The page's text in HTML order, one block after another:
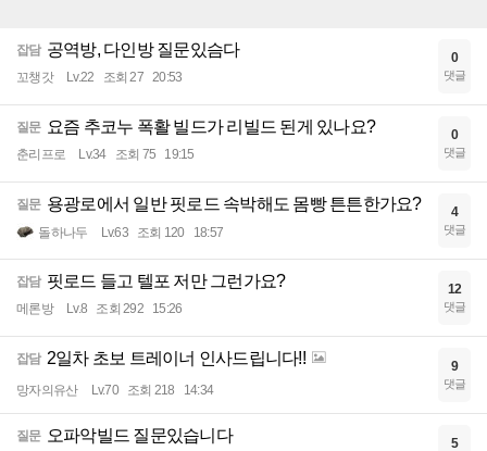
잡담 공역방, 다인방 질문있슴다
꼬챙갓 Lv.22 조회 27 20:53
0
댓글
질문 요즘 추코누 폭활 빌드가 리빌드 된게 있나요?
춘리프로 Lv.34 조회 75 19:15
0
댓글
질문 용광로에서 일반 핏로드 속박해도 몸빵 튼튼한가요?
돌하나두 Lv.63 조회 120 18:57
4
댓글
잡담 핏로드 들고 텔포 저만 그런가요?
메론방 Lv.8 조회 292 15:26
12
댓글
잡담 2일차 초보 트레이너 인사드립니다!!
망자의유산 Lv.70 조회 218 14:34
9
댓글
질문 오파악빌드 질문있습니다 5